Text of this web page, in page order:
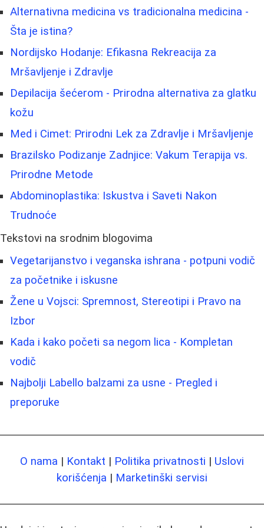
Alternativna medicina vs tradicionalna medicina -
Šta je istina?
Nordijsko Hodanje: Efikasna Rekreacija za
Mršavljenje i Zdravlje
Depilacija šećerom - Prirodna alternativa za glatku
kožu
Med i Cimet: Prirodni Lek za Zdravlje i Mršavljenje
Brazilsko Podizanje Zadnjice: Vakum Terapija vs.
Prirodne Metode
Abdominoplastika: Iskustva i Saveti Nakon
Trudnoće
Tekstovi na srodnim blogovima
Vegetarijanstvo i veganska ishrana - potpuni vodič
za početnike i iskusne
Žene u Vojsci: Spremnost, Stereotipi i Pravo na
Izbor
Kada i kako početi sa negom lica - Kompletan
vodič
Najbolji Labello balzami za usne - Pregled i
preporuke
O nama | Kontakt | Politika privatnosti | Uslovi
korišćenja | Marketinški servisi